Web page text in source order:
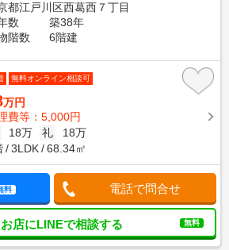
都江戸川区西葛西７丁目
数
築38年
階数
6階建
無料オンライン相談可
万円
費等：5,000円
18万 礼
18万
3LDK 68.34㎡
料 電話で問合せ
お店にLINEで相談する 無料